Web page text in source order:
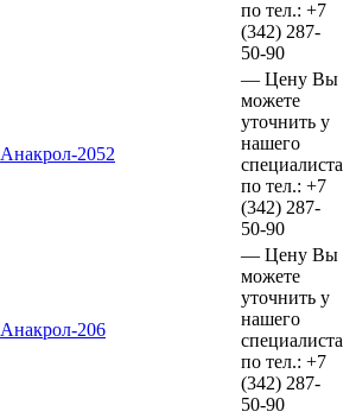
по тел.: +7
(342) 287-
50-90
Анакрол-2052
— Цену Вы
можете
уточнить у
нашего
специалиста
по тел.: +7
(342) 287-
50-90
Анакрол-206
— Цену Вы
можете
уточнить у
нашего
специалиста
по тел.: +7
(342) 287-
50-90